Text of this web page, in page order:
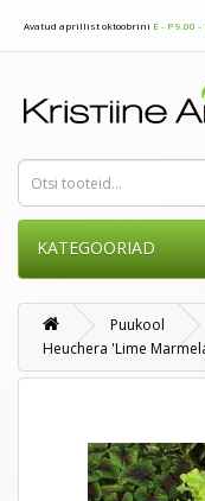
Avatud aprillist oktoobrini E - P 9.00 -
KATEGOORIAD
Puukool
Heuchera 'Lime